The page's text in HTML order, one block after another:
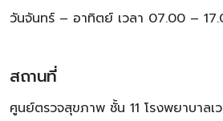
วันจันทร์ – อาทิตย์ เวลา 07.00 –
สถานที่
ศูนย์ตรวจสุขภาพ ชั้น 11 โรงพยาบาลเ